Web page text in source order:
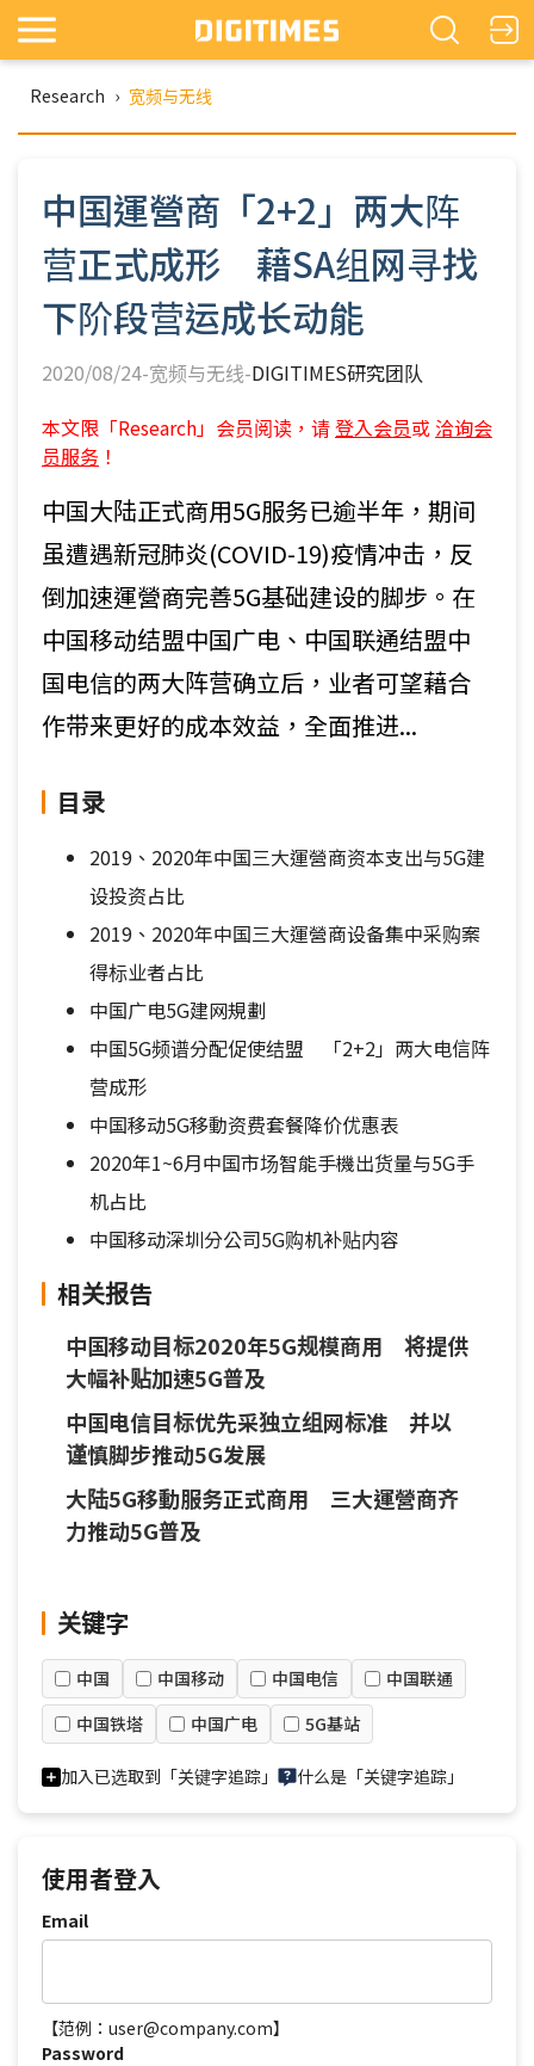
Research › 宽频与无线
中国運營商「2+2」两大阵
营正式成形 藉SA组网寻找
下阶段营运成长动能
2020/08/24-宽频与无线-DIGITIMES研究团队
本文限「Research」会员阅读，请登入会员或 洽询会
员服务 ！
中国大陆正式商用5G服务已逾半年，期间
虽遭遇新冠肺炎(COVID-19)疫情冲击，反
倒加速運營商完善5G基础建设的脚步。在
中国移动结盟中国广电、中国联通结盟中
国电信的两大阵营确立后，业者可望藉合
作带来更好的成本效益，全面推进...
目录
2019、2020年中国三大運營商资本支出与5G建
设投资占比
2019、2020年中国三大運營商设备集中采购案
得标业者占比
中国广电5G建网規劃
中国5G频谱分配促使结盟 「2+2」两大电信阵
营成形
中国移动5G移動资费套餐降价优惠表
2020年1~6月中国市场智能手機出货量与5G手
机占比
中国移动深圳分公司5G购机补贴内容
相关报告
中国移动目标2020年5G规模商用 将提供
大幅补贴加速5G普及
中国电信目标优先采独立组网标准 并以
谨慎脚步推动5G发展
大陆5G移動服务正式商用 三大運營商齐
力推动5G普及
关键字
中国 中国移动 中国电信
中国联通
中国铁塔
中国广电 5G基站
加入已选取到「关键字追踪」 什么是「关键字追踪」
使用者登入
Email
【范例：user@company.com】
Password